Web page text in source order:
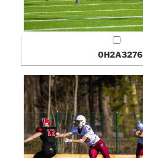
0H2A3276